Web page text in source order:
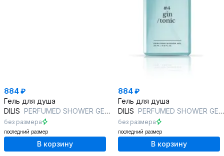
884 ₽
Гель для душа
DILIS PERFUMED SHOWER GEL #5 VETIVER/VANILLA
без размера
последний размер
В корзину
884 ₽
Гель для душа
DILIS PERFUMED SHOWER GEL #4 GIN/TONIC
без размера
последний размер
В корзину